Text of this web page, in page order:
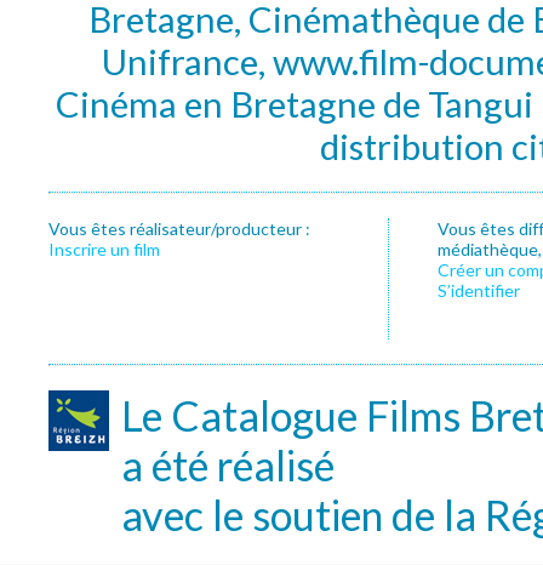
Bretagne, Cinémathèque de
Unifrance, www.film-
Cinéma en Bretagne de
distribution
Vous êtes réalisateur/producteur :
Inscrire un film
Vous êtes
Créer un
S’identifier
Le Catalogue Films
a été réalisé
avec le soutien de la